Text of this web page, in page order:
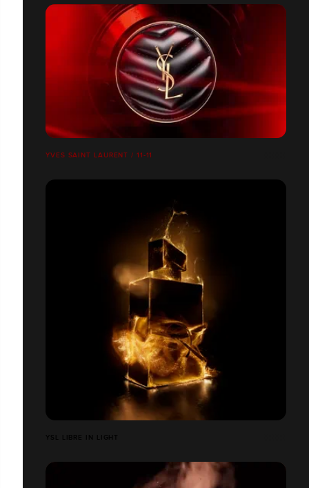
YVES SAINT LAURENT / 11-11
YSL LIBRE IN LIGHT